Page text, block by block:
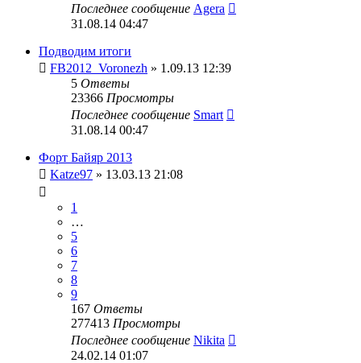
Последнее сообщение Agera
31.08.14 04:47
Подводим итоги
FB2012_Voronezh » 1.09.13 12:39
5 Ответы
23366 Просмотры
Последнее сообщение Smart
31.08.14 00:47
Форт Байяр 2013
Katze97 » 13.03.13 21:08
1
…
5
6
7
8
9
167 Ответы
277413 Просмотры
Последнее сообщение Nikita
24.02.14 01:07